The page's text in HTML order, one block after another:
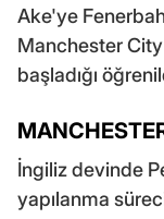
Ake'ye
Manchester
başladığı
İngiliz devinde
yapılanma